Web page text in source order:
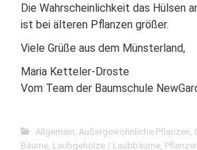
Die Wahrscheinlichkeit das Hülsen
ist bei älteren Pflanzen größer.
Viele Grüße aus dem Münsterland,
Maria Ketteler-Droste
Vom Team der Baumschule
Allgemein, Außergewöhnliche Pflanzen,
Bäume, Laubgehölze / Laubbäume,